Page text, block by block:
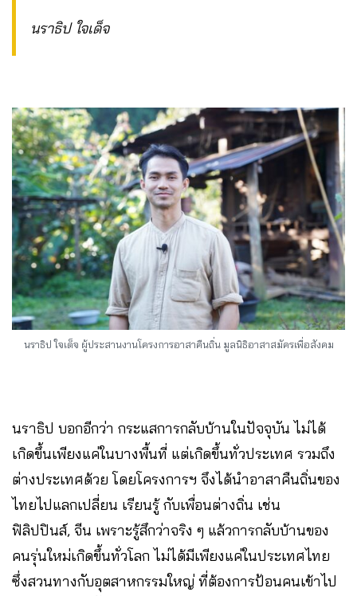
นราธิป ใจเด็จ
นราธิป ใจเด็จ ผู้ประสานงานโครงการอาสาคืนถิ่น มูลนิธิอาสาสมัครเพื่อสังคม
นราธิป บอกอีกว่า กระแสการกลับบ้านในปัจจุบัน ไม่ได้
เกิดขึ้นเพียงแค่ในบางพื้นที่ แต่เกิดขึ้นทั่วประเทศ รวมถึง
ต่างประเทศด้วย โดยโครงการฯ จึงได้นำอาสาคืนถิ่นของ
ไทยไปแลกเปลี่ยน เรียนรู้ กับเพื่อนต่างถิ่น เช่น
ฟิลิปปินส์, จีน เพราะรู้สึกว่าจริง ๆ แล้วการกลับบ้านของ
คนรุ่นใหม่เกิดขึ้นทั่วโลก ไม่ได้มีเพียงแค่ในประเทศไทย
ซึ่งสวนทางกับอุตสาหกรรมใหญ่ ที่ต้องการป้อนคนเข้าไป